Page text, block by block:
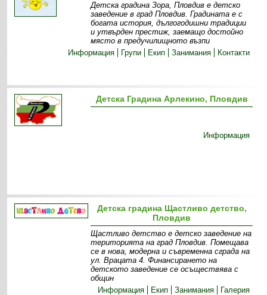
Детска градина Зора, Пловдив е детско
заведение в град Пловдив. Градината е с
богата история, дългогодишни традиции
и утвърден престиж, заемащо достойно
място в предучилищното възпи
Информация
Групи Екип Занимания Контакти
Детска Градина Арлекино, Пловдив
Информация
Детска градина Щастливо детство,
Пловдив
Щастливо детство е детско заведение на
територията на град Пловдив. Помещава
се в нова, модерна и съвременна сграда на
ул. Врацата 4. Финансирането на
детското заведение се осъществява с
общин
Информация
Екип Занимания Галерия